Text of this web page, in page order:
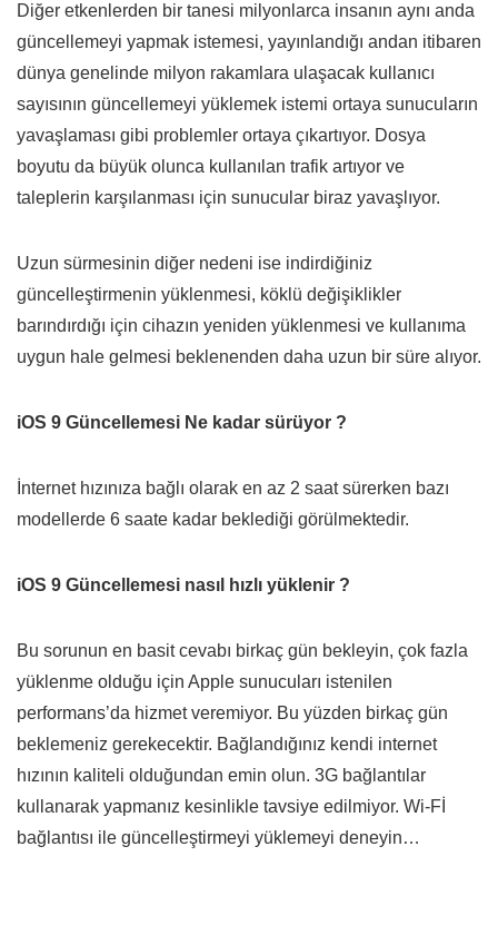
Diğer etkenlerden bir tanesi milyonlarca insanın aynı anda
güncellemeyi yapmak istemesi, yayınlandığı andan itibaren
dünya genelinde milyon rakamlara ulaşacak kullanıcı
sayısının güncellemeyi yüklemek istemi ortaya sunucuların
yavaşlaması gibi problemler ortaya çıkartıyor. Dosya
boyutu da büyük olunca kullanılan trafik artıyor ve
taleplerin karşılanması için sunucular biraz yavaşlıyor.
Uzun sürmesinin diğer nedeni ise indirdiğiniz
güncelleştirmenin yüklenmesi, köklü değişiklikler
barındırdığı için cihazın yeniden yüklenmesi ve kullanıma
uygun hale gelmesi beklenenden daha uzun bir süre alıyor.
iOS 9 Güncellemesi Ne kadar sürüyor ?
İnternet hızınıza bağlı olarak en az 2 saat sürerken bazı
modellerde 6 saate kadar beklediği görülmektedir.
iOS 9 Güncellemesi nasıl hızlı yüklenir ?
Bu sorunun en basit cevabı birkaç gün bekleyin, çok fazla
yüklenme olduğu için Apple sunucuları istenilen
performans’da hizmet veremiyor. Bu yüzden birkaç gün
beklemeniz gerekecektir. Bağlandığınız kendi internet
hızının kaliteli olduğundan emin olun. 3G bağlantılar
kullanarak yapmanız kesinlikle tavsiye edilmiyor. Wi-Fİ
bağlantısı ile güncelleştirmeyi yüklemeyi deneyin…